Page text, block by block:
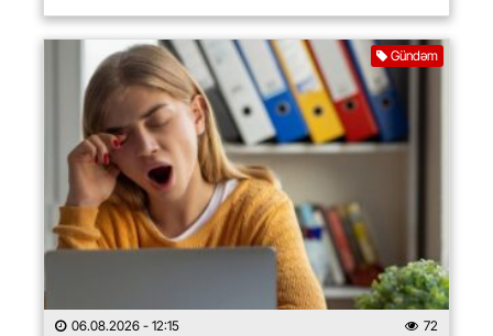
Gündəm
06.08.2026 - 12:15 72